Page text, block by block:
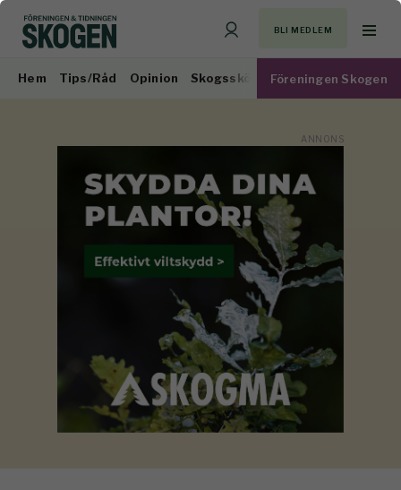
BLI MEDLEM
Hem Tips/Råd Opinion Skogsskötsel Virkesmarknad
Föreningen Skogen